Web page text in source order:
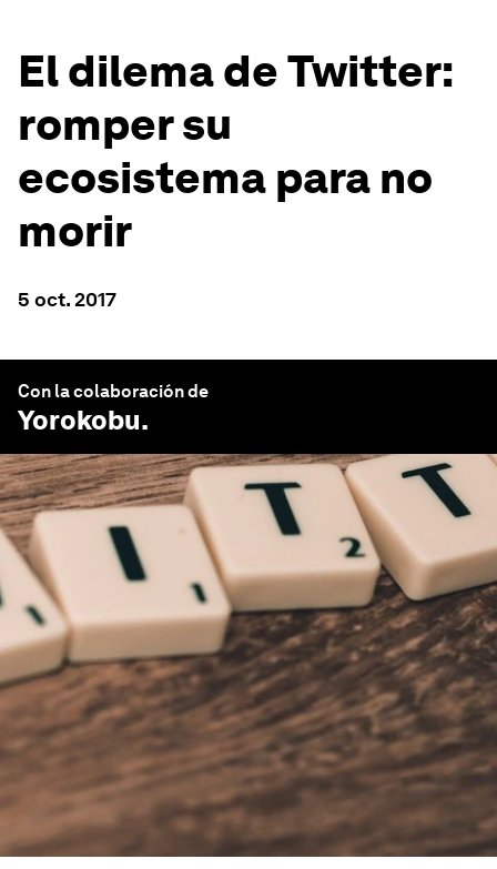
El dilema de Twitter:
romper su
ecosistema para no
morir
5 oct. 2017
Con la colaboración de
Yorokobu.